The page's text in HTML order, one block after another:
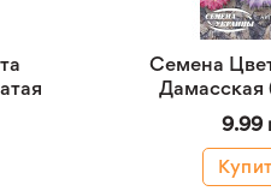
Семена
Дамасская
9.99